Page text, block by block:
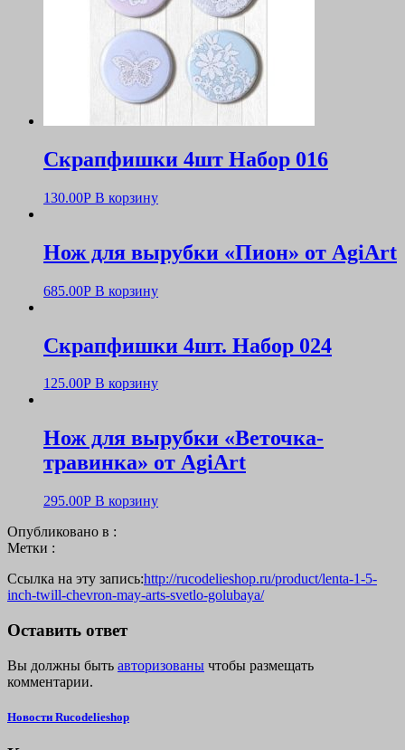
Скрапфишки 4шт Набор 016
130.00Р В корзину
Нож для вырубки «Пион» от AgiArt
685.00Р В корзину
Скрапфишки 4шт. Набор 024
125.00Р В корзину
Нож для вырубки «Веточка-
травинка» от AgiArt
295.00Р В корзину
Опубликовано в :
Метки :
Ссылка на эту запись:http://rucodelieshop.ru/product/lenta-1-5-
inch-twill-chevron-may-arts-svetlo-golubaya/
Оставить ответ
Вы должны быть авторизованы чтобы размещать
комментарии.
Новости Rucodelieshop